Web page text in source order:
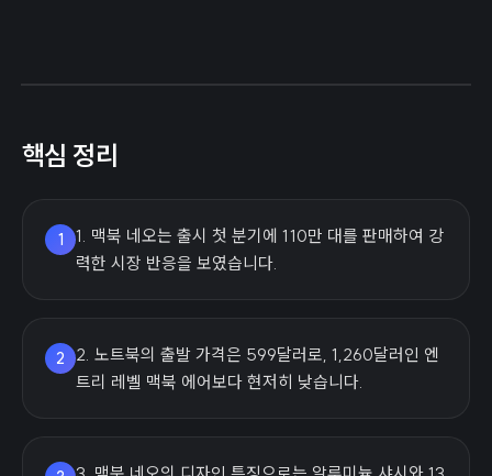
핵심 정리
1
1. 맥북 네오는 출시 첫 분기에 110만 대를 판매하여 강
력한 시장 반응을 보였습니다.
2
2. 노트북의 출발 가격은 599달러로, 1,260달러인 엔
트리 레벨 맥북 에어보다 현저히 낮습니다.